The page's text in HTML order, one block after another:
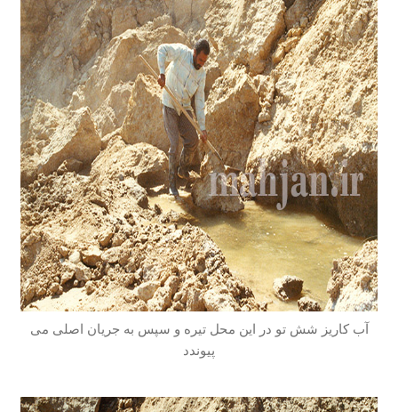
آب کاریز شش تو در این محل تیره و سپس به جریان اصلی می
پیوندد